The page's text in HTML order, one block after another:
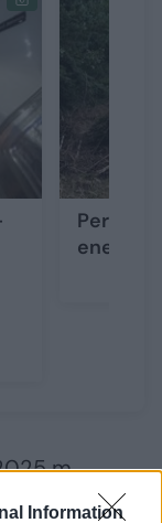
Information
Per
m.
nukritusios